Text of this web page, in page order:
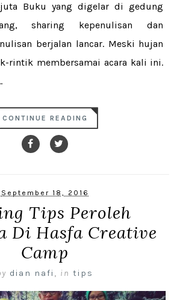
Buku yang digelar di gedung
sharing kepenulisan dan
berjalan lancar. Meski hujan
rintik membersamai acara kali ini.
CONTINUE READING
September 18, 2016
Tips Peroleh
Di Hasfa Creative
Camp
dian nafi , in tips